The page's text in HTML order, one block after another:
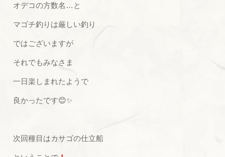
オデコの方数名…と
マゴチ釣りは厳しい釣り
ではございますが
それでもみなさま
一日楽しまれたようで
良かったです😊✨
次回種目はカサゴの仕立船